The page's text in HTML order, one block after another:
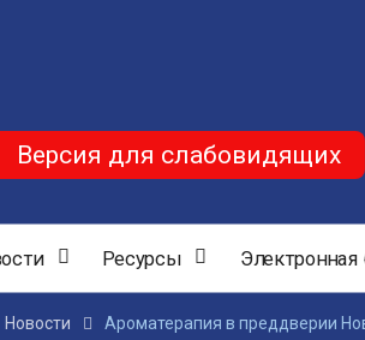
Версия для слабовидящих
Ресурсы Электронная
Новости Ароматерапия в преддверии